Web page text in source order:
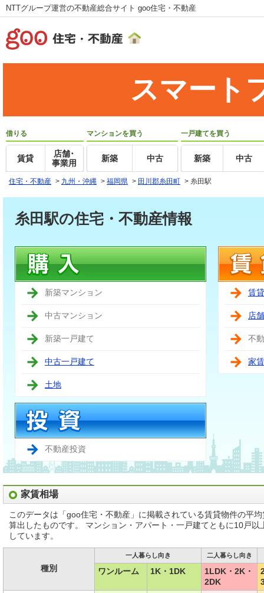
NTTグループ運営の不動産総合サイト goo住宅・不動産
スマート
借りる
賃貸
店舗･
事業用
マンションを買う
新築 中古
一戸建てを買う
新築 中古
住宅・不動産 > 九州・沖縄 > 福岡県 > 田川郡糸田町 > 糸田駅
糸田駅の住宅・不動産情報
新築マンション
中古マンション
新築一戸建て
中古一戸建て
土地
不動産投資
賃
店
不
家
家賃相場
このデータは「goo住宅・不動産」に掲載されている賃貸物件の平
算出したものです。 マンション・アパート・一戸建てともに10戸
しています。
種別
一人暮らし向き 二人暮らし向き
ワンルーム 1K・1DK
1LDK・2K・
2DK